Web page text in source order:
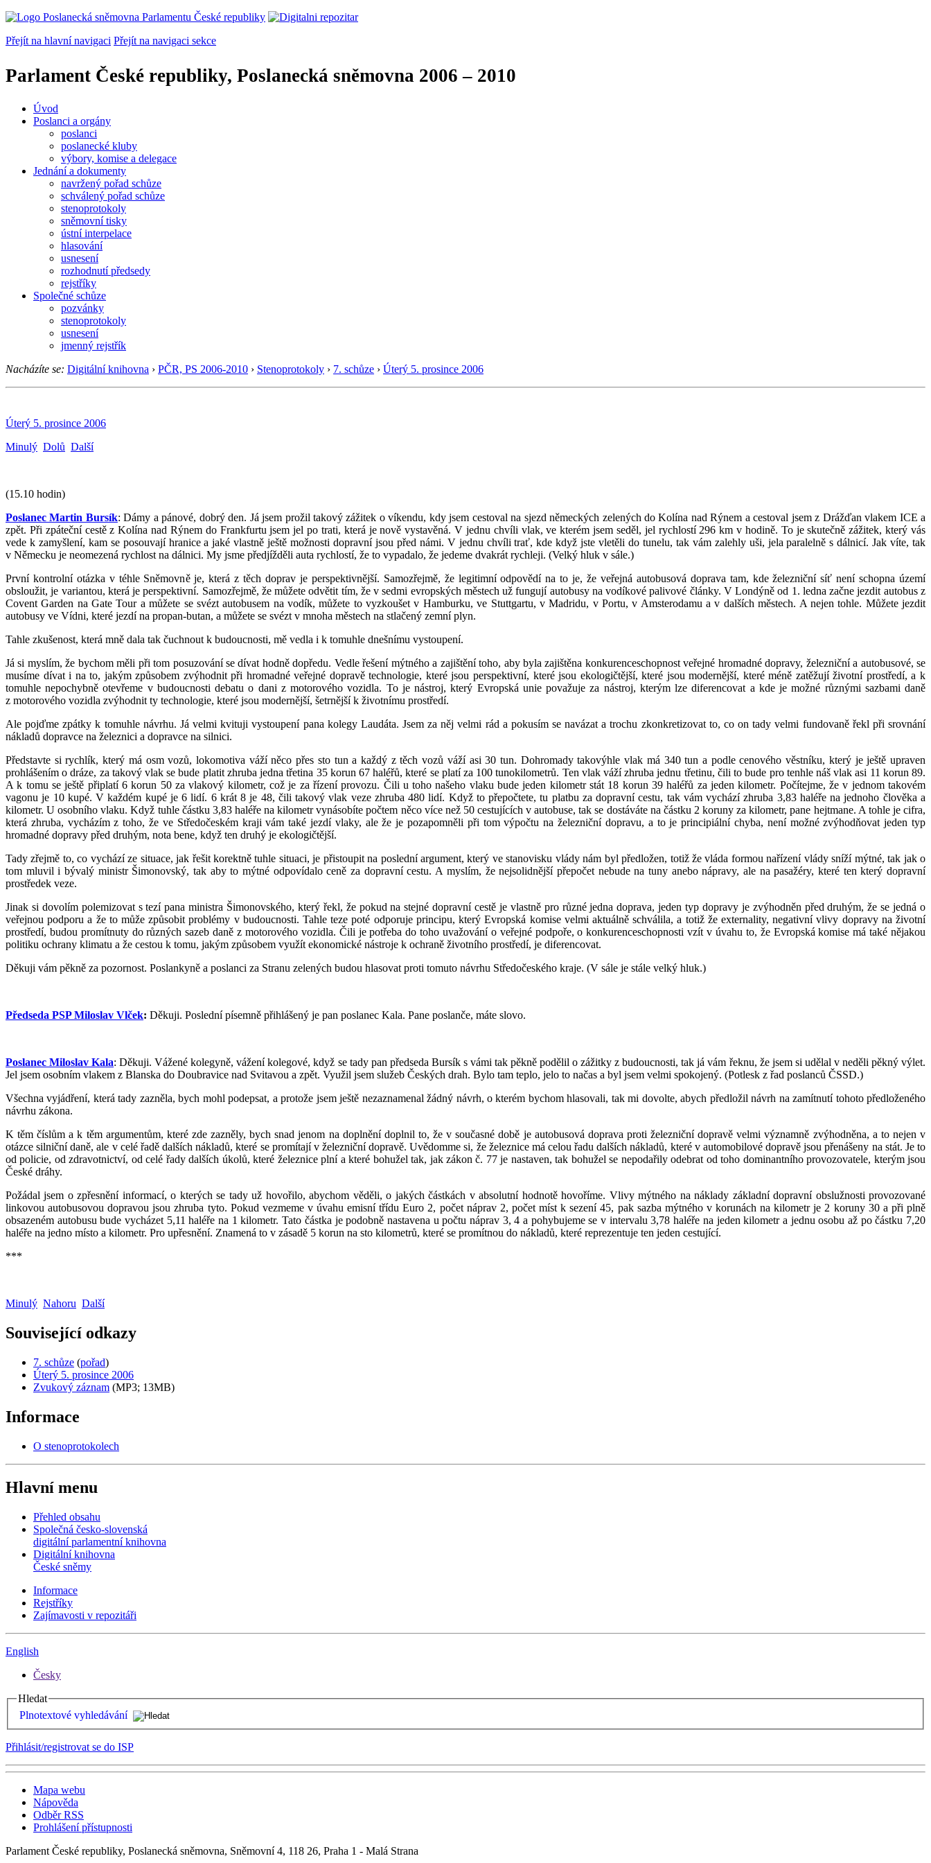
Přejít na hlavní navigaci Přejít na navigaci sekce
Parlament České republiky, Poslanecká sněmovna 2006 – 2010
Úvod
Poslanci a orgány
poslanci
poslanecké kluby
výbory, komise a delegace
Jednání a dokumenty
navržený pořad schůze
schválený pořad schůze
stenoprotokoly
sněmovní tisky
ústní interpelace
hlasování
usnesení
rozhodnutí předsedy
rejstříky
Společné schůze
pozvánky
stenoprotokoly
usnesení
jmenný rejstřík
Nacházíte se: Digitální knihovna › PČR, PS 2006-2010 › Stenoprotokoly › 7. schůze › Úterý 5. prosince 2006
Úterý 5. prosince 2006
Minulý Dolů Další
(15.10 hodin)
Poslanec Martin Bursík: Dámy a pánové, dobrý den. Já jsem prožil takový zážitek o víkendu, kdy jsem cestoval na sjezd německých zelených do Kolína nad Rýnem a cestoval jsem z Drážďan vlakem ICE a
zpět. Při zpáteční cestě z Kolína nad Rýnem do Frankfurtu jsem jel po trati, která je nově vystavěná. V jednu chvíli vlak, ve kterém jsem seděl, jel rychlostí 296 km v hodině. To je skutečně zážitek, který vás
vede k zamyšlení, kam se posouvají hranice a jaké vlastně ještě možnosti dopravní jsou před námi. V jednu chvíli trať, kde když jste vletěli do tunelu, tak vám zalehly uši, jela paralelně s dálnicí. Jak víte, tak
v Německu je neomezená rychlost na dálnici. My jsme předjížděli auta rychlostí, že to vypadalo, že jedeme dvakrát rychleji. (Velký hluk v sále.)
První kontrolní otázka v téhle Sněmovně je, která z těch doprav je perspektivnější. Samozřejmě, že legitimní odpovědí na to je, že veřejná autobusová doprava tam, kde železniční síť není schopna území
obsloužit, je variantou, která je perspektivní. Samozřejmě, že můžete odvětit tím, že v sedmi evropských městech už fungují autobusy na vodíkové palivové články. V Londýně od 1. ledna začne jezdit autobus z
Covent Garden na Gate Tour a můžete se svézt autobusem na vodík, můžete to vyzkoušet v Hamburku, ve Stuttgartu, v Madridu, v Portu, v Amsterodamu a v dalších městech. A nejen tohle. Můžete jezdit
autobusy ve Vídni, které jezdí na propan-butan, a můžete se svézt v mnoha městech na stlačený zemní plyn.
Tahle zkušenost, která mně dala tak čuchnout k budoucnosti, mě vedla i k tomuhle dnešnímu vystoupení.
Já si myslím, že bychom měli při tom posuzování se dívat hodně dopředu. Vedle řešení mýtného a zajištění toho, aby byla zajištěna konkurenceschopnost veřejné hromadné dopravy, železniční a autobusové, se
musíme dívat i na to, jakým způsobem zvýhodnit při hromadné veřejné dopravě technologie, které jsou perspektivní, které jsou ekologičtější, které jsou modernější, které méně zatěžují životní prostředí, a k
tomuhle nepochybně otevřeme v budoucnosti debatu o dani z motorového vozidla. To je nástroj, který Evropská unie považuje za nástroj, kterým lze diferencovat a kde je možné různými sazbami daně
z motorového vozidla zvýhodnit ty technologie, které jsou modernější, šetrnější k životnímu prostředí.
Ale pojďme zpátky k tomuhle návrhu. Já velmi kvituji vystoupení pana kolegy Laudáta. Jsem za něj velmi rád a pokusím se navázat a trochu zkonkretizovat to, co on tady velmi fundovaně řekl při srovnání
nákladů dopravce na železnici a dopravce na silnici.
Představte si rychlík, který má osm vozů, lokomotiva váží něco přes sto tun a každý z těch vozů váží asi 30 tun. Dohromady takovýhle vlak má 340 tun a podle cenového věstníku, který je ještě upraven
prohlášením o dráze, za takový vlak se bude platit zhruba jedna třetina 35 korun 67 haléřů, které se platí za 100 tunokilometrů. Ten vlak váží zhruba jednu třetinu, čili to bude pro tenhle náš vlak asi 11 korun 89.
A k tomu se ještě připlatí 6 korun 50 za vlakový kilometr, což je za řízení provozu. Čili u toho našeho vlaku bude jeden kilometr stát 18 korun 39 haléřů za jeden kilometr. Počítejme, že v jednom takovém
vagonu je 10 kupé. V každém kupé je 6 lidí. 6 krát 8 je 48, čili takový vlak veze zhruba 480 lidí. Když to přepočtete, tu platbu za dopravní cestu, tak vám vychází zhruba 3,83 haléře na jednoho člověka a
kilometr. U osobního vlaku. Když tuhle částku 3,83 haléře na kilometr vynásobíte počtem něco více než 50 cestujících v autobuse, tak se dostáváte na částku 2 koruny za kilometr, pane hejtmane. A tohle je cifra,
která zhruba, vycházím z toho, že ve Středočeském kraji vám také jezdí vlaky, ale že je pozapomněli při tom výpočtu na železniční dopravu, a to je principiální chyba, není možné zvýhodňovat jeden typ
hromadné dopravy před druhým, nota bene, když ten druhý je ekologičtější.
Tady zřejmě to, co vychází ze situace, jak řešit korektně tuhle situaci, je přistoupit na poslední argument, který ve stanovisku vlády nám byl předložen, totiž že vláda formou nařízení vlády sníží mýtné, tak jak o
tom mluvil i bývalý ministr Šimonovský, tak aby to mýtné odpovídalo ceně za dopravní cestu. A myslím, že nejsolidnější přepočet nebude na tuny anebo nápravy, ale na pasažéry, které ten který dopravní
prostředek veze.
Jinak si dovolím polemizovat s tezí pana ministra Šimonovského, který řekl, že pokud na stejné dopravní cestě je vlastně pro různé jedna doprava, jeden typ dopravy je zvýhodněn před druhým, že se jedná o
veřejnou podporu a že to může způsobit problémy v budoucnosti. Tahle teze poté odporuje principu, který Evropská komise velmi aktuálně schválila, a totiž že externality, negativní vlivy dopravy na životní
prostředí, budou promítnuty do různých sazeb daně z motorového vozidla. Čili je potřeba do toho uvažování o veřejné podpoře, o konkurenceschopnosti vzít v úvahu to, že Evropská komise má také nějakou
politiku ochrany klimatu a že cestou k tomu, jakým způsobem využít ekonomické nástroje k ochraně životního prostředí, je diferencovat.
Děkuji vám pěkně za pozornost. Poslankyně a poslanci za Stranu zelených budou hlasovat proti tomuto návrhu Středočeského kraje. (V sále je stále velký hluk.)
Předseda PSP Miloslav Vlček: Děkuji. Poslední písemně přihlášený je pan poslanec Kala. Pane poslanče, máte slovo.
Poslanec Miloslav Kala: Děkuji. Vážené kolegyně, vážení kolegové, když se tady pan předseda Bursík s vámi tak pěkně podělil o zážitky z budoucnosti, tak já vám řeknu, že jsem si udělal v neděli pěkný výlet.
Jel jsem osobním vlakem z Blanska do Doubravice nad Svitavou a zpět. Využil jsem služeb Českých drah. Bylo tam teplo, jelo to načas a byl jsem velmi spokojený. (Potlesk z řad poslanců ČSSD.)
Všechna vyjádření, která tady zazněla, bych mohl podepsat, a protože jsem ještě nezaznamenal žádný návrh, o kterém bychom hlasovali, tak mi dovolte, abych předložil návrh na zamítnutí tohoto předloženého
návrhu zákona.
K těm číslům a k těm argumentům, které zde zazněly, bych snad jenom na doplnění doplnil to, že v současné době je autobusová doprava proti železniční dopravě velmi významně zvýhodněna, a to nejen v
otázce silniční daně, ale v celé řadě dalších nákladů, které se promítají v železniční dopravě. Uvědomme si, že železnice má celou řadu dalších nákladů, které v automobilové dopravě jsou přenášeny na stát. Je to
od policie, od zdravotnictví, od celé řady dalších úkolů, které železnice plní a které bohužel tak, jak zákon č. 77 je nastaven, tak bohužel se nepodařily odebrat od toho dominantního provozovatele, kterým jsou
České dráhy.
Požádal jsem o zpřesnění informací, o kterých se tady už hovořilo, abychom věděli, o jakých částkách v absolutní hodnotě hovoříme. Vlivy mýtného na náklady základní dopravní obslužnosti provozované
linkovou autobusovou dopravou jsou zhruba tyto. Pokud vezmeme v úvahu emisní třídu Euro 2, počet náprav 2, počet míst k sezení 45, pak sazba mýtného v korunách na kilometr je 2 koruny 30 a při plně
obsazeném autobusu bude vycházet 5,11 haléře na 1 kilometr. Tato částka je podobně nastavena u počtu náprav 3, 4 a pohybujeme se v intervalu 3,78 haléře na jeden kilometr a jednu osobu až po částku 7,20
haléře na jedno místo a kilometr. Pro upřesnění. Znamená to v zásadě 5 korun na sto kilometrů, které se promítnou do nákladů, které reprezentuje ten jeden cestující.
***
Minulý Nahoru Další
Související odkazy
7. schůze (pořad)
Úterý 5. prosince 2006
Zvukový záznam (MP3; 13MB)
Informace
O stenoprotokolech
Hlavní menu
Přehled obsahu
Společná česko-slovenská
digitální parlamentní knihovna
Digitální knihovna
České sněmy
Informace
Rejstříky
Zajímavosti v repozitáři
English
Česky
Hledat
Plnotextové vyhledávání
Přihlásit/registrovat se do ISP
Mapa webu
Nápověda
Odběr RSS
Prohlášení přístupnosti
Parlament České republiky, Poslanecká sněmovna, Sněmovní 4, 118 26, Praha 1 - Malá Strana